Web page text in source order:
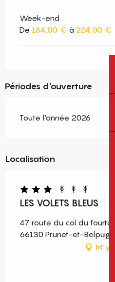
Week-end
De 184,00 € à 224,00 €
Périodes d'ouverture
Toute l'année 2026
Localisation
LES VOLETS BLEUS
47 route du col du
66130 Prunet-et-Belpuig
M'y